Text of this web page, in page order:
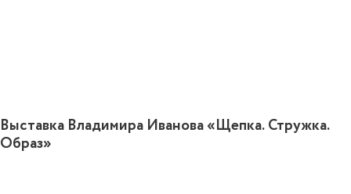
Выставка Владимира Иванова «Щепка. Стружка.
Образ»